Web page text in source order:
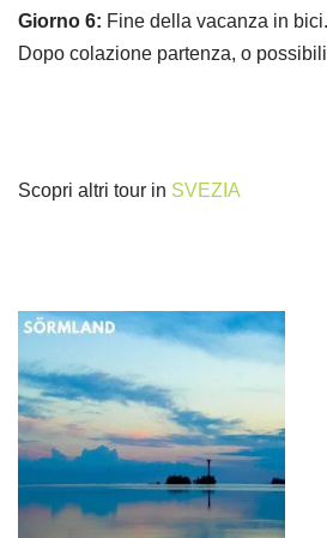
Giorno 6: Fine della vacanza in bici.
Dopo colazione partenza, o
Scopri altri tour in SVEZIA